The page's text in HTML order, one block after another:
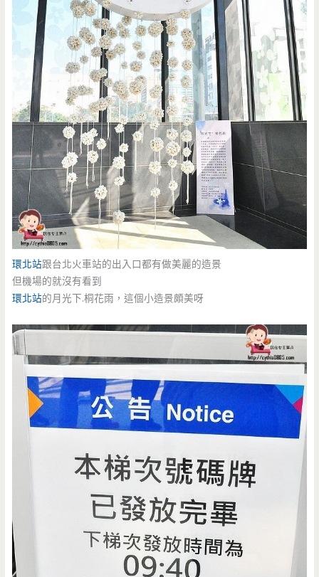
環北站跟台北火車站的出入口都有做美麗的造景
但機場的就沒有看到
環北站的月光下.桐花雨，這個小造景頗美呀